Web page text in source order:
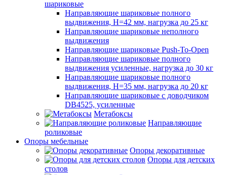
шариковые
Направляющие шариковые полного
выдвижения, H=42 мм, нагрузка до 25 кг
Направляющие шариковые неполного
выдвижения
Направляющие шариковые Push-To-Open
Направляющие шариковые полного
выдвижения усиленные, нагрузка до 30 кг
Направляющие шариковые полного
выдвижения, H=35 мм, нагрузка до 20 кг
Направляющие шариковые с доводчиком
DB4525, усиленные
Метабоксы
Направляющие
роликовые
Опоры мебельные
Опоры декоративные
Опоры для детских
столов